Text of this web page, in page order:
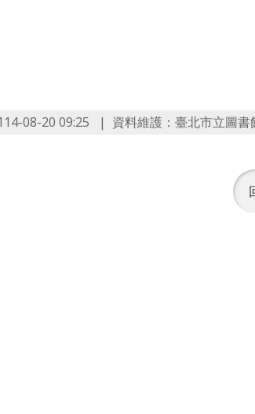
08-20 09:25 資料維護：臺北市立圖書